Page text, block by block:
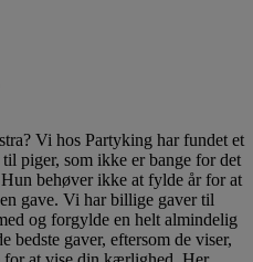
Vi hos Partyking har fundet et
piger, som ikke er bange for det
behøver ikke at fylde år for at
gave. Vi har billige gaver til
og forgylde en helt almindelig
bedste gaver, eftersom de viser,